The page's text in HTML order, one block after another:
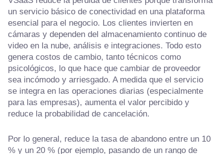
un servicio básico de conectividad en una plataforma
esencial para el negocio. Los clientes invierten en
cámaras y dependen del almacenamiento continuo de
video en la nube, análisis e integraciones. Todo esto
genera costos de cambio, tanto técnicos como
psicológicos, lo que hace que cambiar de proveedor
sea incómodo y arriesgado. A medida que el servicio
se integra en las operaciones diarias (especialmente
para las empresas), aumenta el valor percibido y
reduce la probabilidad de cancelación.
Por lo general, reduce la tasa de abandono entre un 10
% y un 20 % (por ejemplo, pasando de un rango de